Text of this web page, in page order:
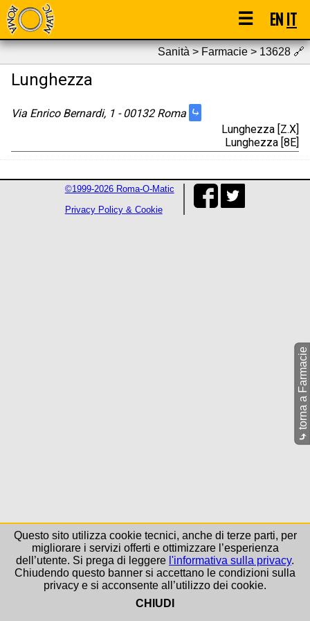
☰ ENIT
Sanità > Farmacie > 13628🔗
Lunghezza
Via Enrico Bernardi, 1 - 00132 Roma ⤷
Lunghezza [Z.X]
Lunghezza [8E]
⤷
torna a Farmacie
©1999-2026 Roma-O-Matic
Privacy Policy & Cookie
Questo sito utilizza cookie tecnici, anche di terze parti, per
migliorare i servizi offerti e ottimizzare l’esperienza
dell’utente. Si prega di leggere l'informativa sulla privacy.
Chiudendo questo banner si accettano le condizioni sulla
privacy e si acconsente all’utilizzo dei cookie.
CHIUDI